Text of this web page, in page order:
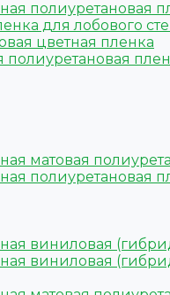
полиуретановая
для лобового
цветная пленка
матовая
полиуретановая
виниловая
виниловая